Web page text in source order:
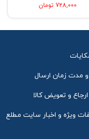
728,000 تومان
مدت زمان ارسال
و تعویض کالا
ویژه و اخبار سایت مطلع